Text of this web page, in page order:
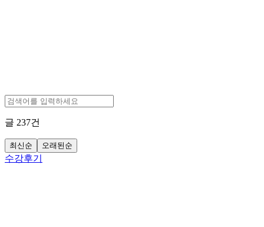
글 237건
최신순 오래된순
수강후기